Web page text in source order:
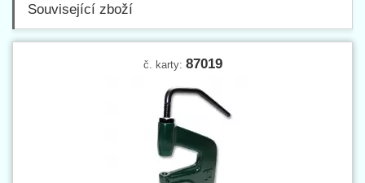
Související zboží
č. karty: 87019